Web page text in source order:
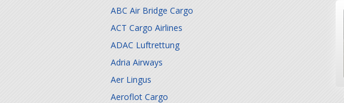
ABC Air Bridge Cargo
ACT Cargo Airlines
ADAC Luftrettung
Adria Airways
Aer Lingus
Aeroflot Cargo